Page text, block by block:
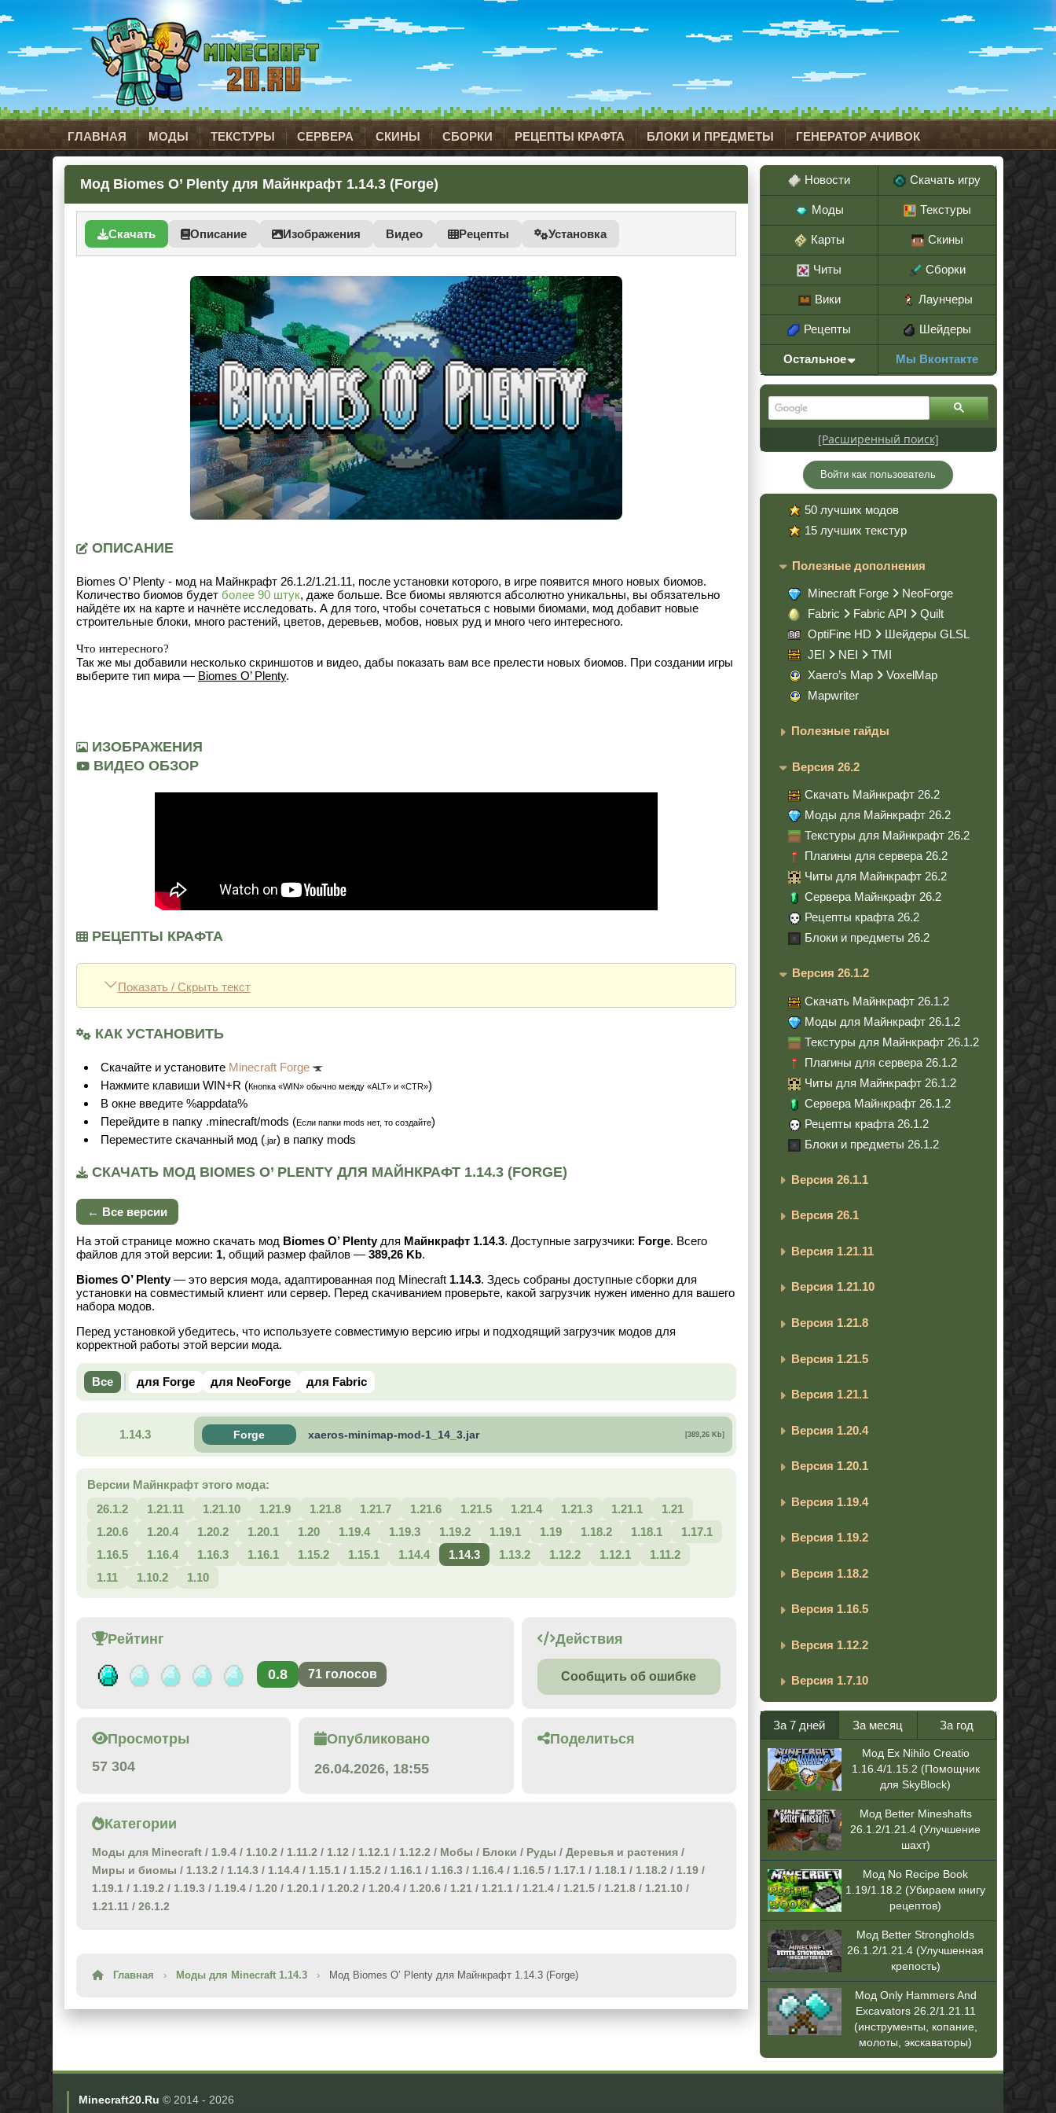
ГЛАВНАЯ МОДЫ ТЕКСТУРЫ СЕРВЕРА СКИНЫ СБОРКИ РЕЦЕПТЫ КРАФТА БЛОКИ И ПРЕДМЕТЫ ГЕНЕРАТОР АЧИВОК
Мод Biomes O’ Plenty для Майнкрафт 1.14.3 (Forge)
Скачать Описание Изображения Видео Рецепты Установка
ОПИСАНИЕ
Biomes O’ Plenty - мод на Майнкрафт 26.1.2/1.21.11, после установки которого, в игре появится много новых биомов.
Количество биомов будет более 90 штук, даже больше. Все биомы являются абсолютно уникальны, вы обязательно
найдёте их на карте и начнёте исследовать. А для того, чтобы сочетаться с новыми биомами, мод добавит новые
строительные блоки, много растений, цветов, деревьев, мобов, новых руд и много чего интересного.
Что интересного?
Так же мы добавили несколько скриншотов и видео, дабы показать вам все прелести новых биомов. При создании игры
выберите тип мира — Biomes O’ Plenty.
ИЗОБРАЖЕНИЯ
ВИДЕО ОБЗОР
РЕЦЕПТЫ КРАФТА
Показать / Скрыть текст
КАК УСТАНОВИТЬ
Cкачайте и установите Minecraft Forge
Нажмите клавиши WIN+R (Кнопка «WIN» обычно между «ALT» и «CTR»)
В окне введите %appdata%
Перейдите в папку .minecraft/mods (Если папки mods нет, то создайте)
Переместите скачанный мод ( .jar) в папку mods
СКАЧАТЬ МОД BIOMES O’ PLENTY ДЛЯ МАЙНКРАФТ 1.14.3 (FORGE)
← Все версии
На этой странице можно скачать мод Biomes O’ Plentyдля Майнкрафт 1.14.3. Доступные загрузчики: Forge. Всего
файлов для этой версии: 1, общий размер файлов — 389,26 Kb.
Biomes O’ Plenty— это версия мода, адаптированная под Minecraft 1.14.3. Здесь собраны доступные сборки для
установки на совместимый клиент или сервер. Перед скачиванием проверьте, какой загрузчик нужен именно для вашего
набора модов.
Перед установкой убедитесь, что используете совместимую версию игры и подходящий загрузчик модов для
корректной работы этой версии мода.
Все для Forge для NeoForge для Fabric
1.14.3 Forge xaeros-minimap-mod-1_14_3.jar [389,26 Kb]
Версии Майнкрафт этого мода:
26.1.2
1.21.11 1.21.10 1.21.9 1.21.8 1.21.7 1.21.6 1.21.5 1.21.4 1.21.3 1.21.1
1.21
1.20.6
1.20.4 1.20.2 1.20.1 1.20 1.19.4 1.19.3 1.19.2 1.19.1 1.19 1.18.2 1.18.1
1.17.1
1.16.5
1.16.4 1.16.3 1.16.1 1.15.2 1.15.1 1.14.4 1.14.3 1.13.2 1.12.2 1.12.1
1.11.2
1.11
1.10.2 1.10
Рейтинг
0.8 71 голосов
Действия
Сообщить об ошибке
Просмотры
57 304
Опубликовано
26.04.2026, 18:55
Поделиться
Категории
Моды для Minecraft / 1.9.4 / 1.10.2 / 1.11.2 / 1.12 / 1.12.1 / 1.12.2 / Мобы / Блоки / Руды / Деревья и растения /
Миры и биомы / 1.13.2 / 1.14.3 / 1.14.4 / 1.15.1 / 1.15.2 / 1.16.1 / 1.16.3 / 1.16.4 / 1.16.5 / 1.17.1 / 1.18.1 / 1.18.2 / 1.19 /
1.19.1 / 1.19.2 / 1.19.3 / 1.19.4 / 1.20 / 1.20.1 / 1.20.2 / 1.20.4 / 1.20.6 / 1.21 / 1.21.1 / 1.21.4 / 1.21.5 / 1.21.8 / 1.21.10 /
1.21.11 / 26.1.2
Главная › Моды для Minecraft 1.14.3 › Мод Biomes O’ Plenty для Майнкрафт 1.14.3 (Forge)
Новости Скачать игру
Моды Текстуры
Карты Скины
Читы Сборки
Вики Лаунчеры
Рецепты Шейдеры
Остальное Мы Вконтакте
[Расширенный поиск]
Войти как пользователь
50 лучших модов
15 лучших текстур
Полезные дополнения
Minecraft Forge
NeoForge
Fabric
Fabric API
Quilt
OptiFine HD
Шейдеры GLSL
JEI
NEI
TMI
Xaero’s Map
VoxelMap
Mapwriter
Полезные гайды
Версия 26.2
Скачать Майнкрафт 26.2
Моды для Майнкрафт 26.2
Текстуры для Майнкрафт 26.2
Плагины для сервера 26.2
Читы для Майнкрафт 26.2
Сервера Майнкрафт 26.2
Рецепты крафта 26.2
Блоки и предметы 26.2
Версия 26.1.2
Скачать Майнкрафт 26.1.2
Моды для Майнкрафт 26.1.2
Текстуры для Майнкрафт 26.1.2
Плагины для сервера 26.1.2
Читы для Майнкрафт 26.1.2
Сервера Майнкрафт 26.1.2
Рецепты крафта 26.1.2
Блоки и предметы 26.1.2
Версия 26.1.1
Версия 26.1
Версия 1.21.11
Версия 1.21.10
Версия 1.21.8
Версия 1.21.5
Версия 1.21.1
Версия 1.20.4
Версия 1.20.1
Версия 1.19.4
Версия 1.19.2
Версия 1.18.2
Версия 1.16.5
Версия 1.12.2
Версия 1.7.10
За 7 дней За месяц За год
Мод Ex Nihilo Creatio
1.16.4/1.15.2 (Помощник
для SkyBlock)
Мод Better Mineshafts
26.1.2/1.21.4 (Улучшение
шахт)
Мод No Recipe Book
1.19/1.18.2 (Убираем книгу
рецептов)
Мод Better Strongholds
26.1.2/1.21.4 (Улучшенная
крепость)
Мод Only Hammers And
Excavators 26.2/1.21.11
(инструменты, копание,
молоты, экскаваторы)
Minecraft20.Ru © 2014 - 2026